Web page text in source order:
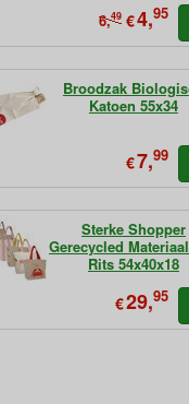
6,49 €4,95
Broodzak
Katoen 55x34
€7,99
Sterke Shopper
Gerecycled
Rits 54x40x18
€29,95